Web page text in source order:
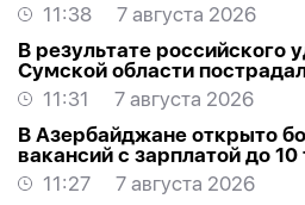
11:38
7 августа 2026
В результате российского
Сумской области
11:31
7 августа 2026
В Азербайджане открыто
вакансий с зарплатой до
11:27
7 августа 2026